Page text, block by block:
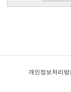
개인정보처리방